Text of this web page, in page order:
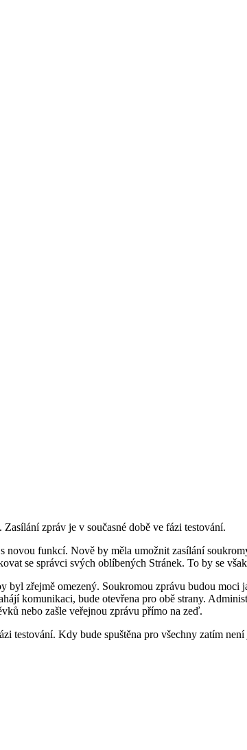
zpráv je v současné době ve fázi testování.
novou funkcí. Nově by měla umožnit zasílání
se správci svých oblíbených Stránek. To by se
byl zřejmě omezený. Soukromou zprávu budou moci
komunikaci, bude otevřena pro obě strany.
nebo zašle veřejnou zprávu přímo na zeď.
testování. Kdy bude spuštěna pro všechny zatím není